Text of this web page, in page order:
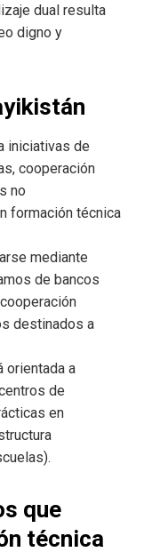
dual resulta
digno y
iniciativas de
cooperación
no
formación técnica
mediante
de bancos
destinados a
orientada a
de
en
que
técnica